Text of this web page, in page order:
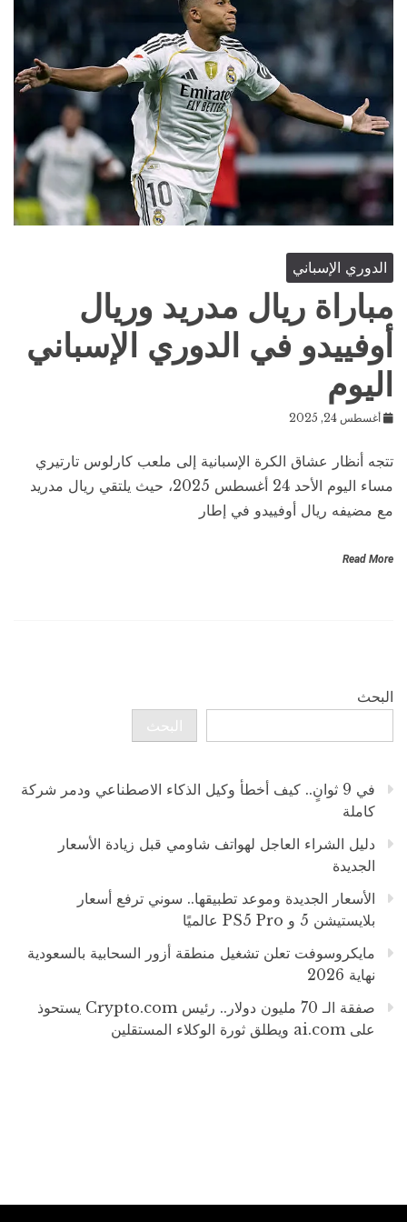
الدوري الإسباني
مباراة ريال مدريد وريال
أوفييدو في الدوري الإسباني
اليوم
أغسطس 24, 2025
تتجه أنظار عشاق الكرة الإسبانية إلى ملعب كارلوس تارتيري
مساء اليوم الأحد 24 أغسطس 2025، حيث يلتقي ريال مدريد
مع مضيفه ريال أوفييدو في إطار
Read More
البحث
البحث
في 9 ثوانٍ.. كيف أخطأ وكيل الذكاء الاصطناعي ودمر شركة
كاملة
دليل الشراء العاجل لهواتف شاومي قبل زيادة الأسعار
الجديدة
الأسعار الجديدة وموعد تطبيقها.. سوني ترفع أسعار
بلايستيشن 5 و PS5 Pro عالميًا
مايكروسوفت تعلن تشغيل منطقة أزور السحابية بالسعودية
نهاية 2026
صفقة الـ 70 مليون دولار.. رئيس Crypto.com يستحوذ
على ai.com ويطلق ثورة الوكلاء المستقلين